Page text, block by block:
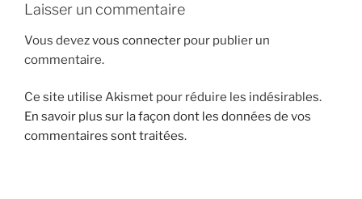
Laisser un commentaire
Vous devezvous connecter pour publier un
commentaire.
Ce site utilise Akismet pour réduire les indésirables.
En savoir plus sur la façon dont les données de vos
commentaires sont traitées.